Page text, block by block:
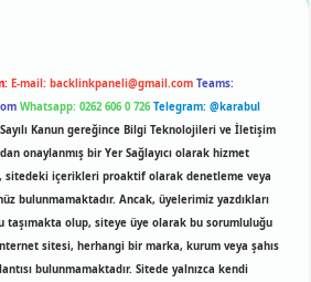
E-mail: backlinkpaneli@gmail.com Teams:
Whatsapp: 0262 606 0 726 Telegram: @karabul
Kanun gereğince Bilgi Teknolojileri ve İletişim
onaylanmış bir Yer Sağlayıcı olarak hizmet
sitedeki içerikleri proaktif olarak denetleme veya
bulunmamaktadır. Ancak, üyelerimiz yazdıkları
taşımakta olup, siteye üye olarak bu sorumluluğu
sitesi, herhangi bir marka, kurum veya şahıs
bulunmamaktadır. Sitede yalnızca kendi